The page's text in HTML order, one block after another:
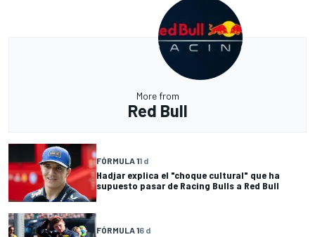
More from
Red Bull
FÓRMULA 11 d
Hadjar explica el "choque cultural" que ha
supuesto pasar de Racing Bulls a Red Bull
FÓRMULA 16 d